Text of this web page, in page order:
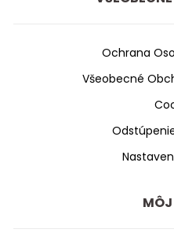
Ochrana
Všeobecné
MÔJ